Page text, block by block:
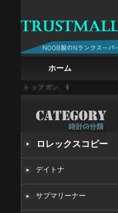
ホーム
ップガン、戦闘機の鼓動を腕に
ロレックスコピー
デイトナ
サブマリーナー